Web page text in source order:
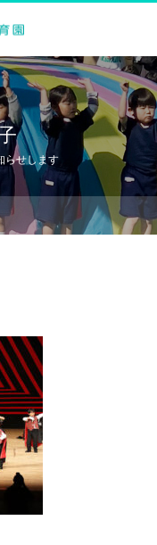
らせします